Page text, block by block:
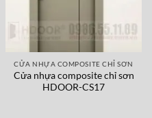
CỬA NHỰA COMPOSITE CHỈ SƠN
Cửa nhựa composite chỉ sơn
HDOOR-CS17